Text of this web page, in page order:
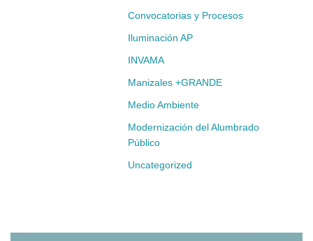
Convocatorias y Procesos
Iluminación AP
INVAMA
Manizales +GRANDE
Medio Ambiente
Modernización del Alumbrado
Público
Uncategorized